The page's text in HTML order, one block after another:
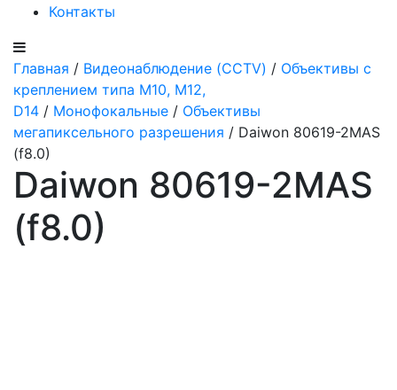
Контакты
Главная / Видеонаблюдение (CCTV) / Объективы с
креплением типа M10, M12,
D14 / Монофокальные / Объективы
мегапиксельного разрешения / Daiwon 80619-2MAS
(f8.0)
Daiwon 80619-2MAS
(f8.0)